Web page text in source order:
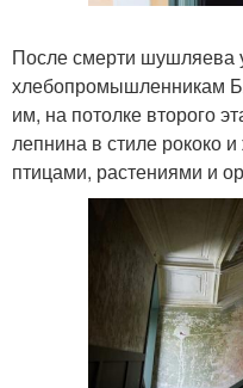
После смерти шушляева
хлебопромышленникам
им, на потолке второго
лепнина в стиле рококо
птицами, растениями и